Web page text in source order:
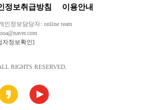
정보취급방침 이용안내
정보담당자: online team
자정보확인]
RIGHTS RESERVED.